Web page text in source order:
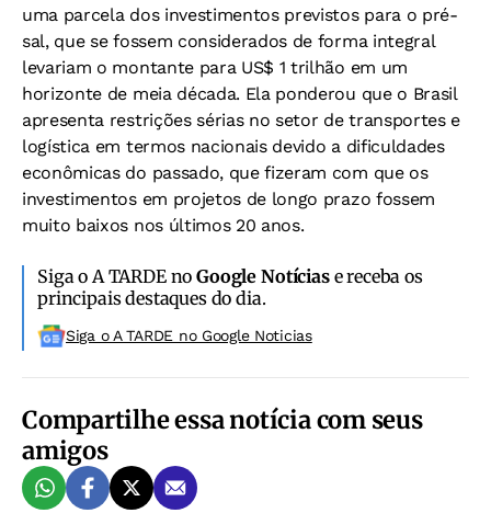
uma parcela dos investimentos previstos para o pré-
sal, que se fossem considerados de forma integral
levariam o montante para US$ 1 trilhão em um
horizonte de meia década. Ela ponderou que o Brasil
apresenta restrições sérias no setor de transportes e
logística em termos nacionais devido a dificuldades
econômicas do passado, que fizeram com que os
investimentos em projetos de longo prazo fossem
muito baixos nos últimos 20 anos.
Siga o A TARDE noGoogle Notíciase receba os
principais destaques do dia.
Siga o A TARDE no Google Noticias
Compartilhe essa notícia com seus
amigos